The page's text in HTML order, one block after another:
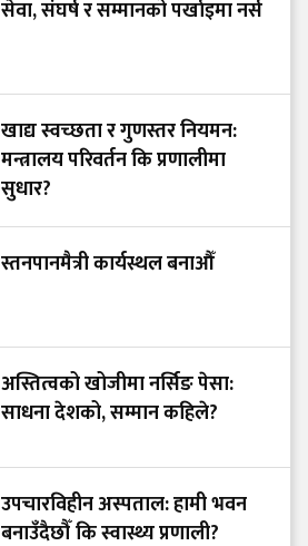
सेवा, संघर्ष र सम्मानको पर्खाइमा नर्स
खाद्य स्वच्छता र गुणस्तर नियमन:
मन्त्रालय परिवर्तन कि प्रणालीमा
सुधार?
स्तनपानमैत्री कार्यस्थल बनाऔँ
अस्तित्वको खोजीमा नर्सिङ पेसा:
साधना देशको, सम्मान कहिले?
उपचारविहीन अस्पताल: हामी भवन
बनाउँदैछौँ कि स्वास्थ्य प्रणाली?